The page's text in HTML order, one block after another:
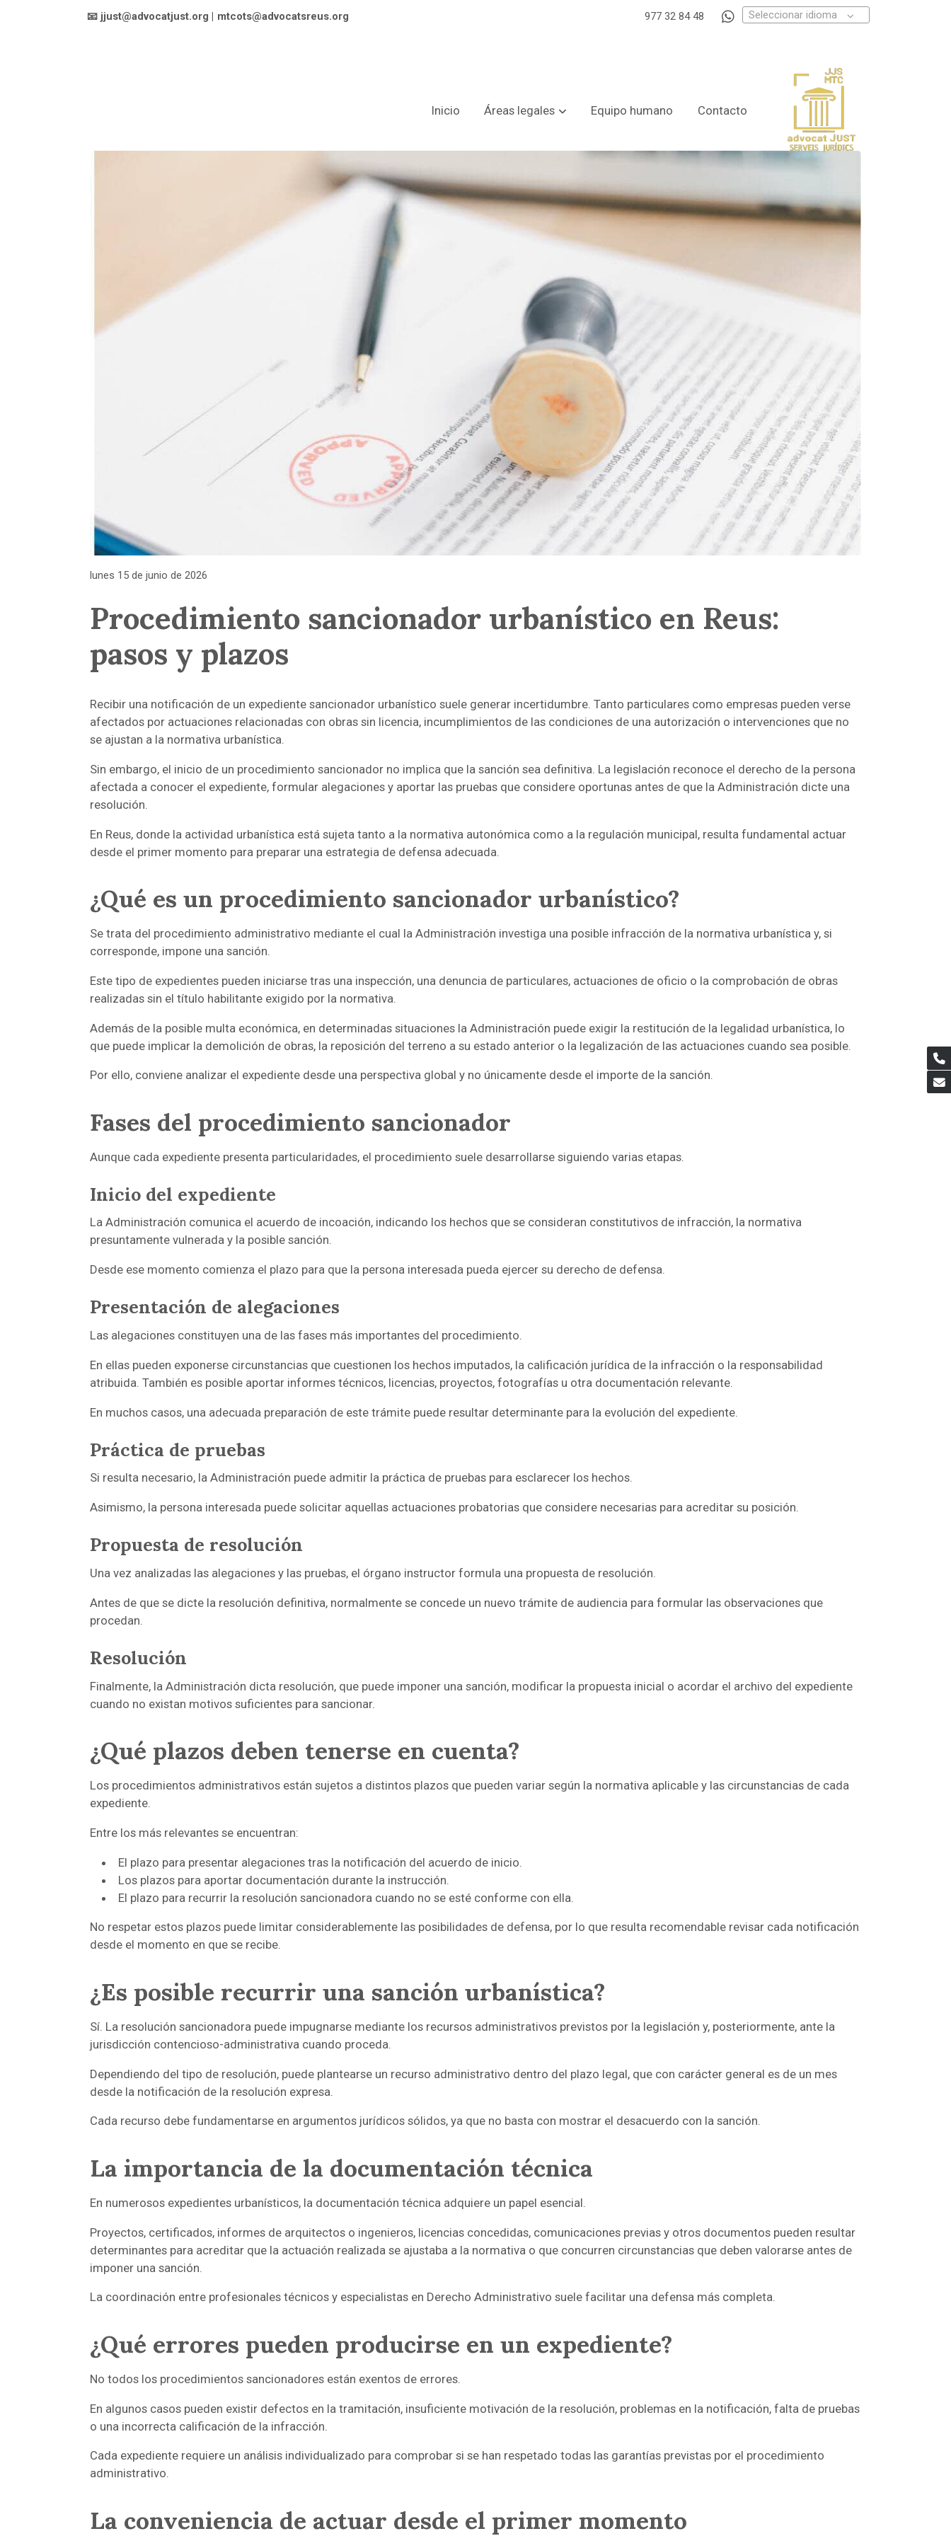
📧 jjust@advocatjust.org | mtcots@advocatsreus.org 977 32 84 48 Seleccionar idioma
Inicio Áreas legales Equipo humano Contacto
lunes 15 de junio de 2026
Procedimiento sancionador urbanístico en Reus:
pasos y plazos
Recibir una notificación de un expediente sancionador urbanístico suele generar incertidumbre. Tanto particulares como empresas pueden verse
afectados por actuaciones relacionadas con obras sin licencia, incumplimientos de las condiciones de una autorización o intervenciones que no
se ajustan a la normativa urbanística.
Sin embargo, el inicio de un procedimiento sancionador no implica que la sanción sea definitiva. La legislación reconoce el derecho de la persona
afectada a conocer el expediente, formular alegaciones y aportar las pruebas que considere oportunas antes de que la Administración dicte una
resolución.
En Reus, donde la actividad urbanística está sujeta tanto a la normativa autonómica como a la regulación municipal, resulta fundamental actuar
desde el primer momento para preparar una estrategia de defensa adecuada.
¿Qué es un procedimiento sancionador urbanístico?
Se trata del procedimiento administrativo mediante el cual la Administración investiga una posible infracción de la normativa urbanística y, si
corresponde, impone una sanción.
Este tipo de expedientes pueden iniciarse tras una inspección, una denuncia de particulares, actuaciones de oficio o la comprobación de obras
realizadas sin el título habilitante exigido por la normativa.
Además de la posible multa económica, en determinadas situaciones la Administración puede exigir la restitución de la legalidad urbanística, lo
que puede implicar la demolición de obras, la reposición del terreno a su estado anterior o la legalización de las actuaciones cuando sea posible.
Por ello, conviene analizar el expediente desde una perspectiva global y no únicamente desde el importe de la sanción.
Fases del procedimiento sancionador
Aunque cada expediente presenta particularidades, el procedimiento suele desarrollarse siguiendo varias etapas.
Inicio del expediente
La Administración comunica el acuerdo de incoación, indicando los hechos que se consideran constitutivos de infracción, la normativa
presuntamente vulnerada y la posible sanción.
Desde ese momento comienza el plazo para que la persona interesada pueda ejercer su derecho de defensa.
Presentación de alegaciones
Las alegaciones constituyen una de las fases más importantes del procedimiento.
En ellas pueden exponerse circunstancias que cuestionen los hechos imputados, la calificación jurídica de la infracción o la responsabilidad
atribuida. También es posible aportar informes técnicos, licencias, proyectos, fotografías u otra documentación relevante.
En muchos casos, una adecuada preparación de este trámite puede resultar determinante para la evolución del expediente.
Práctica de pruebas
Si resulta necesario, la Administración puede admitir la práctica de pruebas para esclarecer los hechos.
Asimismo, la persona interesada puede solicitar aquellas actuaciones probatorias que considere necesarias para acreditar su posición.
Propuesta de resolución
Una vez analizadas las alegaciones y las pruebas, el órgano instructor formula una propuesta de resolución.
Antes de que se dicte la resolución definitiva, normalmente se concede un nuevo trámite de audiencia para formular las observaciones que
procedan.
Resolución
Finalmente, la Administración dicta resolución, que puede imponer una sanción, modificar la propuesta inicial o acordar el archivo del expediente
cuando no existan motivos suficientes para sancionar.
¿Qué plazos deben tenerse en cuenta?
Los procedimientos administrativos están sujetos a distintos plazos que pueden variar según la normativa aplicable y las circunstancias de cada
expediente.
Entre los más relevantes se encuentran:
El plazo para presentar alegaciones tras la notificación del acuerdo de inicio.
Los plazos para aportar documentación durante la instrucción.
El plazo para recurrir la resolución sancionadora cuando no se esté conforme con ella.
No respetar estos plazos puede limitar considerablemente las posibilidades de defensa, por lo que resulta recomendable revisar cada notificación
desde el momento en que se recibe.
¿Es posible recurrir una sanción urbanística?
Sí. La resolución sancionadora puede impugnarse mediante los recursos administrativos previstos por la legislación y, posteriormente, ante la
jurisdicción contencioso-administrativa cuando proceda.
Dependiendo del tipo de resolución, puede plantearse un recurso administrativo dentro del plazo legal, que con carácter general es de un mes
desde la notificación de la resolución expresa.
Cada recurso debe fundamentarse en argumentos jurídicos sólidos, ya que no basta con mostrar el desacuerdo con la sanción.
La importancia de la documentación técnica
En numerosos expedientes urbanísticos, la documentación técnica adquiere un papel esencial.
Proyectos, certificados, informes de arquitectos o ingenieros, licencias concedidas, comunicaciones previas y otros documentos pueden resultar
determinantes para acreditar que la actuación realizada se ajustaba a la normativa o que concurren circunstancias que deben valorarse antes de
imponer una sanción.
La coordinación entre profesionales técnicos y especialistas en Derecho Administrativo suele facilitar una defensa más completa.
¿Qué errores pueden producirse en un expediente?
No todos los procedimientos sancionadores están exentos de errores.
En algunos casos pueden existir defectos en la tramitación, insuficiente motivación de la resolución, problemas en la notificación, falta de pruebas
o una incorrecta calificación de la infracción.
Cada expediente requiere un análisis individualizado para comprobar si se han respetado todas las garantías previstas por el procedimiento
administrativo.
La conveniencia de actuar desde el primer momento